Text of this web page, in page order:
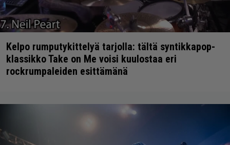
Kelpo rumputykittelyä tarjolla: tältä syntikkapop-
klassikko Take on Me voisi kuulostaa eri
rockrumpaleiden esittämänä